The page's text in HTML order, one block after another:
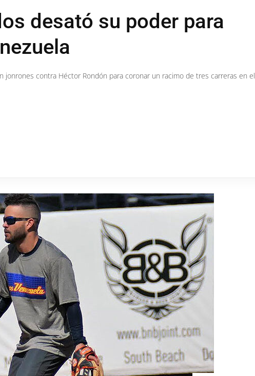
desató su poder para
jonrones contra Héctor Rondón para coronar un racimo de tres carreras en el